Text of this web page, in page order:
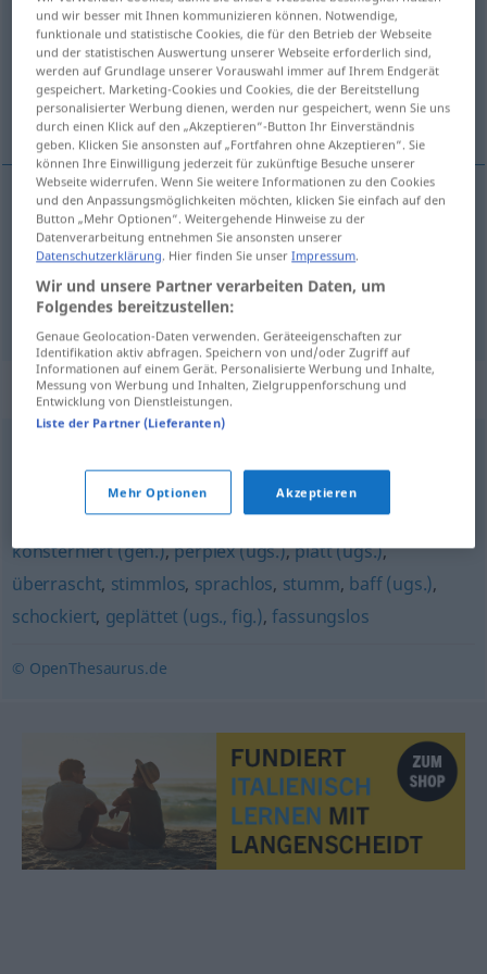
Übersicht aller Übersetzungen
(Für mehr Details die Übersetzung anklicken/antippen)
indeciso, irresoluto, perplesso
indeciso,irresoluto ratlos
perplesso ratloshilflos
Synonyme für "ratlos"
verdattert (ugs.),verständnislos,entgeistert,
konsterniert (geh.),perplex (ugs.),platt (ugs.),
überrascht, stimmlos, sprachlos, stumm, baff (ugs.),
schockiert, geplättet (ugs., fig.),fassungslos
© OpenThesaurus.de
und wir besser mit Ihnen kommunizieren können. Notwendige,
funktionale und statistische Cookies, die für den Betrieb der Webseite
und der statistischen Auswertung unserer Webseite erforderlich sind,
werden auf Grundlage unserer Vorauswahl immer auf Ihrem Endgerät
gespeichert. Marketing-Cookies und Cookies, die der Bereitstellung
personalisierter Werbung dienen, werden nur gespeichert, wenn Sie uns
durch einen Klick auf den „Akzeptieren“-Button Ihr Einverständnis
geben. Klicken Sie ansonsten auf „Fortfahren ohne Akzeptieren“. Sie
können Ihre Einwilligung jederzeit für zukünftige Besuche unserer
Webseite widerrufen. Wenn Sie weitere Informationen zu den Cookies
und den Anpassungsmöglichkeiten möchten, klicken Sie einfach auf den
Button „Mehr Optionen“. Weitergehende Hinweise zu der
Datenverarbeitung entnehmen Sie ansonsten unserer
Datenschutzerklärung. Hier finden Sie unserImpressum.
Wir und unsere Partner verarbeiten Daten, um
Folgendes bereitzustellen:
Genaue Geolocation-Daten verwenden. Geräteeigenschaften zur
Identifikation aktiv abfragen. Speichern von und/oder Zugriff auf
Informationen auf einem Gerät. Personalisierte Werbung und Inhalte,
Messung von Werbung und Inhalten, Zielgruppenforschung und
Entwicklung von Dienstleistungen.
Liste der Partner (Lieferanten)
Mehr Optionen Akzeptieren